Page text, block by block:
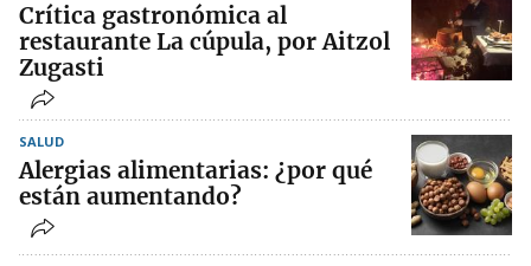
Crítica gastronómica al
restaurante La cúpula, por Aitzol
Zugasti
SALUD
Alergias alimentarias: ¿por qué
están aumentando?